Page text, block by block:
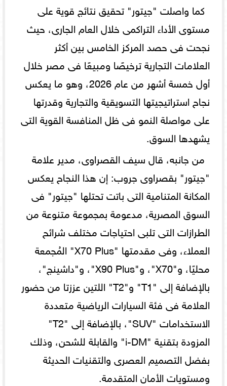
كما واصلت "جيتور" تحقيق نتائج قوية على
مستوى الأداء التراكمى خلال العام الجارى، حيث
نجحت فى حصد المركز الخامس بين أكثر
العلامات التجارية ترخيصًا ومبيعًا فى مصر خلال
أول خمسة أشهر من عام 2026، وهو ما يعكس
نجاح استراتيجيتها التسويقية والتجارية وقدرتها
على مواصلة النمو فى ظل المنافسة القوية التى
يشهدها السوق.
من جانبه، قال سيف القصراوى، مدير علامة
"جيتور" بقصراوى جروب: إن هذا النجاح يعكس
المكانة المتنامية التى باتت تحتلها "جيتور" فى
السوق المصرية، مدعومة بمجموعة متنوعة من
الطرازات التى تلبى احتياجات مختلف شرائح
العملاء، وفى مقدمتها "X70 Plus" المُجمعة
محليًا، و"X70"، و"X90 Plus"، و"داشينج"،
بالإضافة إلى "T1" و"T2" اللتين عززتا من حضور
العلامة فى فئة السيارات الرياضية متعددة
الاستخدامات "SUV"، بالإضافة إلى "T2"
المزودة بتقنية "i-DM" والقابلة للشحن، وذلك
بفضل التصميم العصرى والتقنيات الحديثة
ومستويات الأمان المتقدمة.